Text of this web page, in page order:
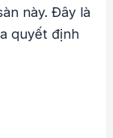
này. Đây là
quyết định